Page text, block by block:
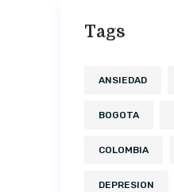
Tags
ANSIEDAD
BOGOTA
COLOMBIA
DEPRESION